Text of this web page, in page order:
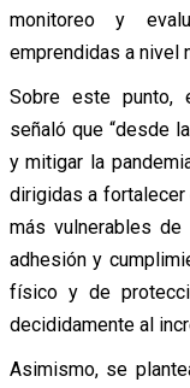
monitoreo y
emprendidas a nivel
Sobre este punto,
señaló que “desde
y mitigar la
dirigidas a
más vulnerables
adhesión y
físico y de
decididamente al
Asimismo, se